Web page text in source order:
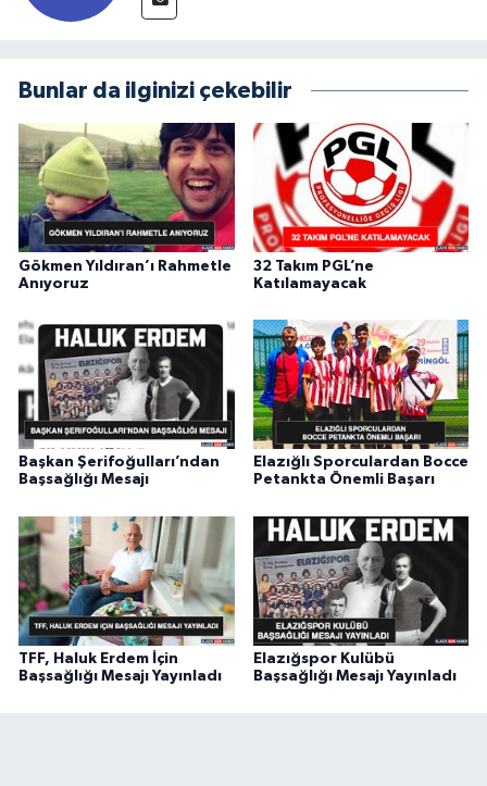
Bunlar da ilginizi çekebilir
Gökmen Yıldıran’ı Rahmetle
Anıyoruz
32 Takım PGL’ne
Katılamayacak
Başkan Şerifoğulları’ndan
Başsağlığı Mesajı
Elazığlı Sporculardan Bocce
Petankta Önemli Başarı
TFF, Haluk Erdem İçin
Başsağlığı Mesajı Yayınladı
Elazığspor Kulübü
Başsağlığı Mesajı Yayınladı